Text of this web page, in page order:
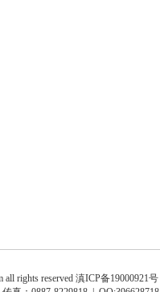
all rights reserved滇ICP备19000921号